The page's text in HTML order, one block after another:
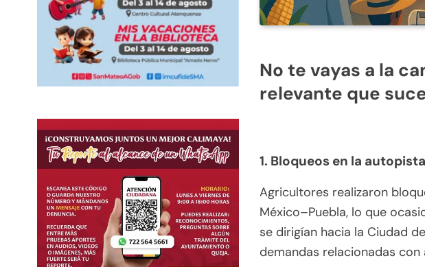
No te vayas a la
relevante que
1. Bloqueos en la
Agricultores realizaron
México–Puebla, lo que
se dirigían hacia la Ciudad
demandas relacionadas